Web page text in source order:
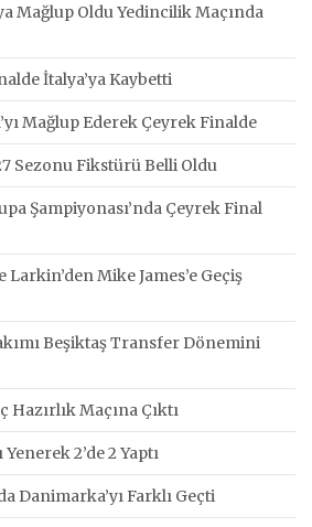
Mağlup Oldu Yedincilik Maçında
İtalya’ya Kaybetti
Mağlup Ederek Çeyrek Finalde
Sezonu Fikstürü Belli Oldu
Şampiyonası’nda Çeyrek Final
Larkin’den Mike James’e Geçiş
Beşiktaş Transfer Dönemini
Hazırlık Maçına Çıktı
2’de 2 Yaptı
Danimarka’yı Farklı Geçti